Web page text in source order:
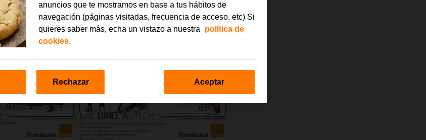
anuncios que te mostramos en base a tus hábitos de
navegación (páginas visitadas, frecuencia de acceso, etc) Si
quieres saber más, echa un vistazo a nuestra
política de
cookies.
Rechazar Aceptar